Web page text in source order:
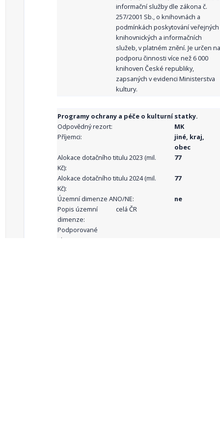
informační služby dle zákona č.
257/2001 Sb., o knihovnách a
podmínkách poskytování veřejných
knihovnických a informačních
služeb, v platném znění. Je určen na
podporu činnosti více než 6 000
knihoven České republiky,
zapsaných v evidenci Ministerstva
kultury.
Programy ochrany a péče o kulturní statky.
Odpovědný rezort:
MK
Příjemci:
jiné, kraj,
obec
Alokace dotačního titulu 2023 (mil.
Kč):
77
Alokace dotačního titulu 2024 (mil.
Kč):
77
Územní dimenze ANO/NE:
ne
Popis územní
dimenze:
celá ČR
Podporované
aktivity: